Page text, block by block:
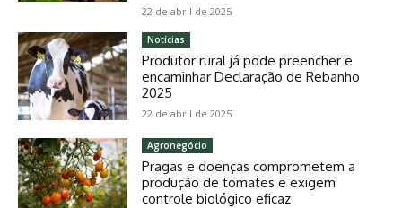
22 de abril de 2025
Notícias
Produtor rural já pode preencher e
encaminhar Declaração de Rebanho
2025
22 de abril de 2025
Agronegócio
Pragas e doenças comprometem a
produção de tomates e exigem
controle biológico eficaz